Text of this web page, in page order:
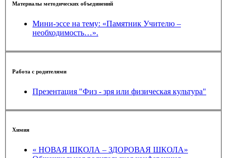
Материалы методических объединений
Мини-эссе на тему: «Памятник Учителю –
необходимость…».
Работа с родителями
Презентация "Физ - зря или физическая культура"
Химия
« НОВАЯ ШКОЛА – ЗДОРОВАЯ ШКОЛА»